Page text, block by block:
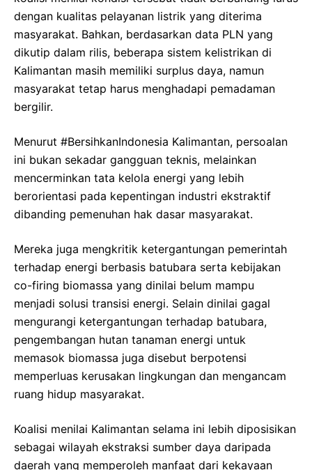
dengan kualitas pelayanan listrik yang diterima
masyarakat. Bahkan, berdasarkan data PLN yang
dikutip dalam rilis, beberapa sistem kelistrikan di
Kalimantan masih memiliki surplus daya, namun
masyarakat tetap harus menghadapi pemadaman
bergilir.
Menurut #BersihkanIndonesia Kalimantan, persoalan
ini bukan sekadar gangguan teknis, melainkan
mencerminkan tata kelola energi yang lebih
berorientasi pada kepentingan industri ekstraktif
dibanding pemenuhan hak dasar masyarakat.
Mereka juga mengkritik ketergantungan pemerintah
terhadap energi berbasis batubara serta kebijakan
co-firing biomassa yang dinilai belum mampu
menjadi solusi transisi energi. Selain dinilai gagal
mengurangi ketergantungan terhadap batubara,
pengembangan hutan tanaman energi untuk
memasok biomassa juga disebut berpotensi
memperluas kerusakan lingkungan dan mengancam
ruang hidup masyarakat.
Koalisi menilai Kalimantan selama ini lebih diposisikan
sebagai wilayah ekstraksi sumber daya daripada
daerah yang memperoleh manfaat dari kekayaan